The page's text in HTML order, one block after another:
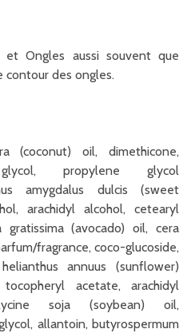
Ongles aussi souvent que
contour des ongles.
(coconut) oil, dimethicone,
propylene glycol
amygdalus dulcis (sweet
arachidyl alcohol, cetearyl
gratissima (avocado) oil, cera
fragrance, coco-glucoside,
annuus (sunflower)
acetate, arachidyl
soja (soybean) oil,
allantoin, butyrospermum